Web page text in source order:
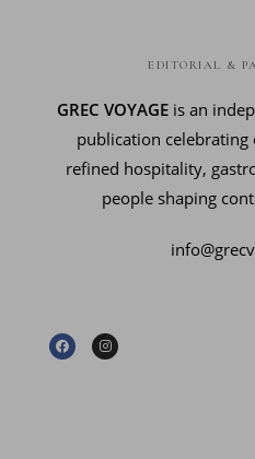
EDITORIAL &
GREC VOYAGE is an
publication celebrating
refined hospitality,
people shaping